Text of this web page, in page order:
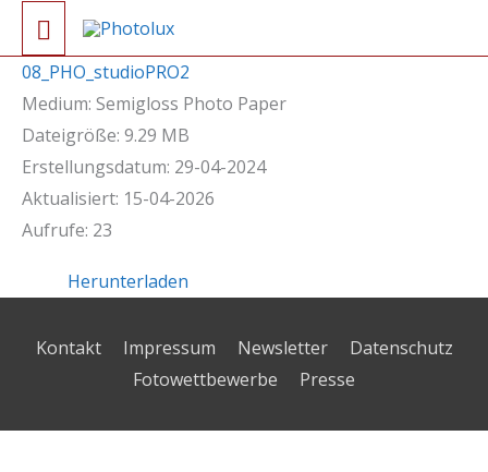
Inhalt
springen
Hauptmenü
08_PHO_studioPRO2
Medium: Semigloss Photo Paper
Dateigröße: 9.29 MB
Erstellungsdatum: 29-04-2024
Aktualisiert: 15-04-2026
Aufrufe: 23
Herunterladen
Kontakt Impressum Newsletter
Datenschutz
Fotowettbewerbe
Presse